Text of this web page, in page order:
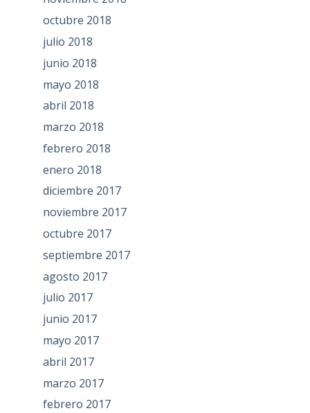
octubre 2018
julio 2018
junio 2018
mayo 2018
abril 2018
marzo 2018
febrero 2018
enero 2018
diciembre 2017
noviembre 2017
octubre 2017
septiembre 2017
agosto 2017
julio 2017
junio 2017
mayo 2017
abril 2017
marzo 2017
febrero 2017